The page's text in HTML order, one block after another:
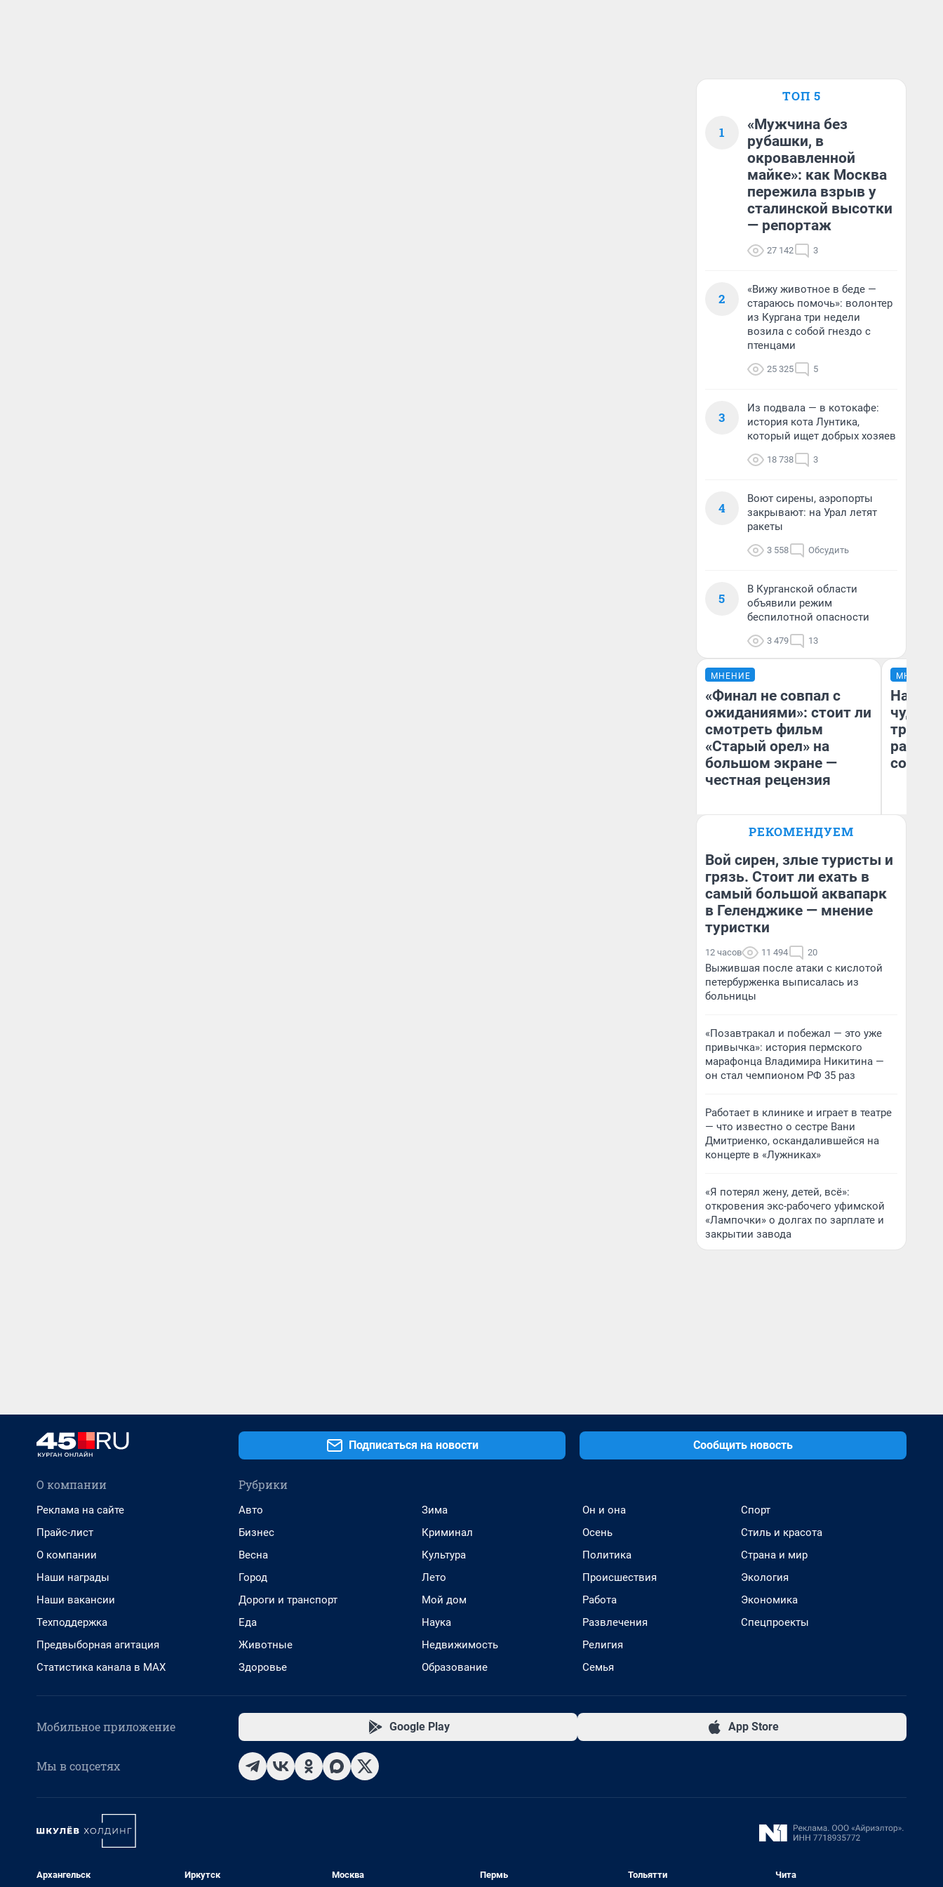
ТОП 5
1
«Мужчина без
рубашки, в
окровавленной
майке»: как Москва
пережила взрыв у
сталинской высотки
— репортаж
27 142 3
2
«Вижу животное в беде —
стараюсь помочь»: волонтер
из Кургана три недели
возила с собой гнездо с
птенцами
25 325 5
3
Из подвала — в котокафе:
история кота Лунтика,
который ищет добрых хозяев
18 738 3
4
Воют сирены, аэропорты
закрывают: на Урал летят
ракеты
3 558 Обсудить
5
В Курганской области
объявили режим
беспилотной опасности
3 479 13
МНЕНИЕ
«Финал не совпал с
ожиданиями»: стоит ли
смотреть фильм
«Старый орел» на
большом экране —
честная рецензия
Надежда Губарь
МНЕНИЕ
чудом
РЕКОМЕНДУЕМ
Вой сирен, злые туристы и
грязь. Стоит ли ехать в
самый большой аквапарк
в Геленджике — мнение
туристки
12 часов 11 494 20
Выжившая после атаки с кислотой
петербурженка выписалась из
больницы
«Позавтракал и побежал — это уже
привычка»: история пермского
марафонца Владимира Никитина —
он стал чемпионом РФ 35 раз
Работает в клинике и играет в театре
— что известно о сестре Вани
Дмитриенко, оскандалившейся на
концерте в «Лужниках»
«Я потерял жену, детей, всё»:
откровения экс-рабочего уфимской
«Лампочки» о долгах по зарплате и
закрытии завода
Подписаться на новости Сообщить новость
О компании
Реклама на сайте
Прайс-лист
О компании
Наши награды
Наши вакансии
Техподдержка
Предвыборная агитация
Статистика канала в MAX
Рубрики
Авто
Бизнес
Весна
Город
Дороги и транспорт
Еда
Животные
Здоровье
Зима
Криминал
Культура
Лето
Мой дом
Наука
Недвижимость
Образование
Он и она
Осень
Политика
Происшествия
Работа
Развлечения
Религия
Семья
Спорт
Стиль и красота
Страна и мир
Экология
Экономика
Спецпроекты
Мобильное приложение Google Play App Store
Мы в соцсетях
Архангельск Иркутск Москва Пермь Тольятти Чита